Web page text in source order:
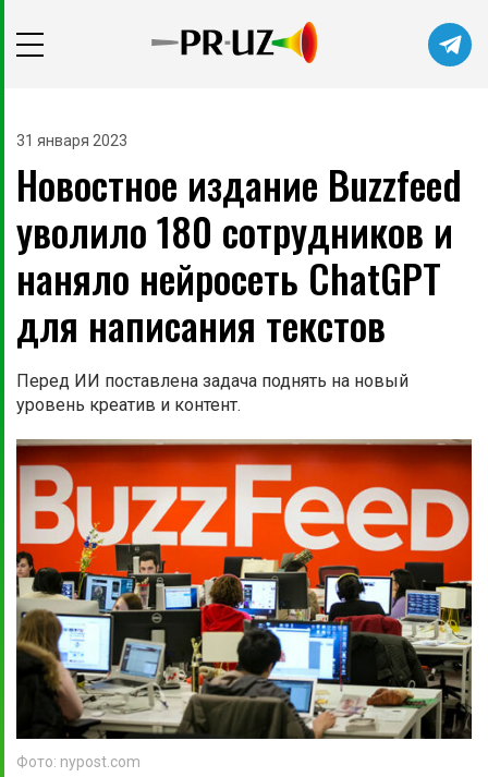
Не сейчас Подписаться
31 января 2023
Новостное издание Buzzfeed
уволило 180 сотрудников и
наняло нейросеть ChatGPT
для написания текстов
Перед ИИ поставлена задача поднять на новый
уровень креатив и контент.
Фото: nypost.com